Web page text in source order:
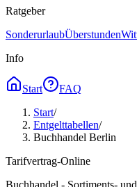
Ratgeber
SonderurlaubÜberstunden
Info
Start
FAQ
Start/
Entgelttabellen/
Buchhandel Berlin
Tarifvertrag-Online
Buchhandel - Sortiments-